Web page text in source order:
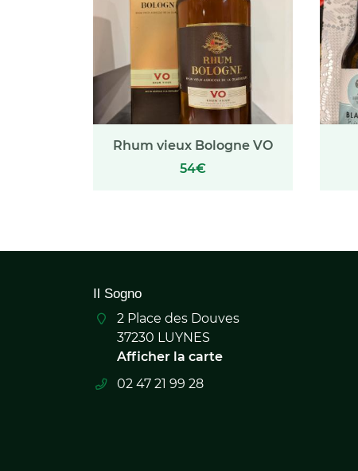
Rhum vieux Bologne VO
54€
Il Sogno
2 Place des Douves
37230 LUYNES
Afficher la carte
02 47 21 99 28